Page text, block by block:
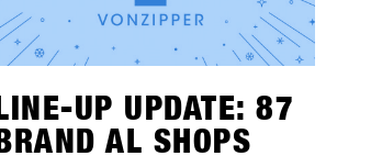
LINE-UP UPDATE: 87
BRAND AL SHOPS